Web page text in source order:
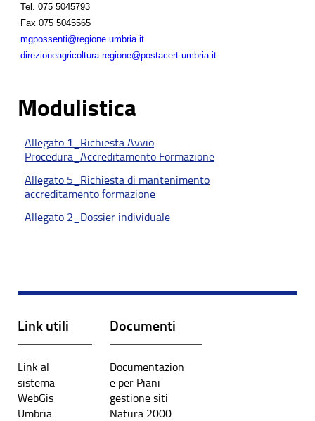
Tel. 075 5045793
Fax 075 5045565
mgpossenti@regione.umbria.it
direzioneagricoltura.regione@postacert.umbria.it
Modulistica
Allegato 1_Richiesta Avvio
Procedura_Accreditamento Formazione
Allegato 5_Richiesta di mantenimento
accreditamento formazione
Allegato 2_Dossier individuale
Link utili
Link al
sistema
WebGis
Umbria
Documenti
Documentazion
e per Piani
gestione siti
Natura 2000